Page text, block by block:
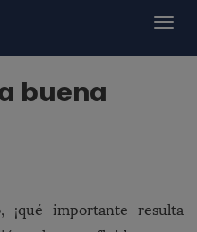
buena
¡qué importante resulta